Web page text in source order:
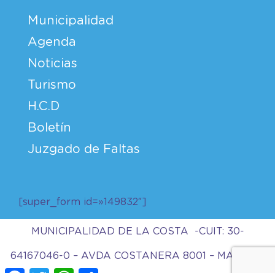
Municipalidad
Agenda
Noticias
Turismo
H.C.D
Boletín
Juzgado de Faltas
[super_form id=»149832″]
MUNICIPALIDAD DE LA COSTA -CUIT: 30-
64167046-0 – AVDA COSTANERA 8001 – MAR DEL